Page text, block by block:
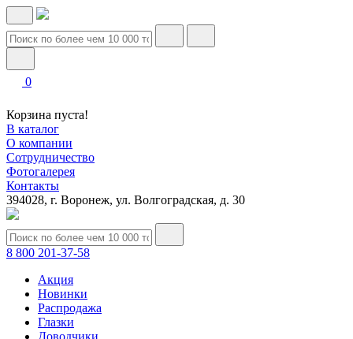
0
Корзина пуста!
В каталог
О компании
Сотрудничество
Фотогалерея
Контакты
394028, г. Воронеж, ул. Волгоградская, д. 30
8 800 201-37-58
Акция
Новинки
Распродажа
Глазки
Доводчики